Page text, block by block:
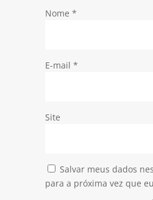
Nome *
E-mail *
Site
Salvar meus dados
para a próxima vez que